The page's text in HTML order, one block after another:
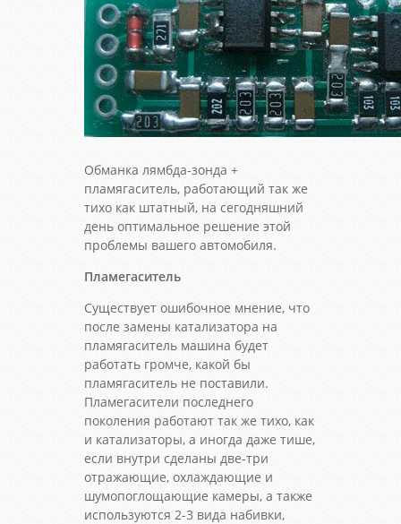
Обманка лямбда-зонда +
пламягаситель, работающий так же
тихо как штатный, на сегодняшний
день оптимальное решение этой
проблемы вашего автомобиля.
Пламегаситель
Существует ошибочное мнение, что
после замены катализатора на
пламягаситель машина будет
работать громче, какой бы
пламягаситель не поставили.
Пламегасители последнего
поколения работают так же тихо, как
и катализаторы, а иногда даже тише,
если внутри сделаны две-три
отражающие, охлаждающие и
шумопоглощающие камеры, а также
используются 2-3 вида набивки,